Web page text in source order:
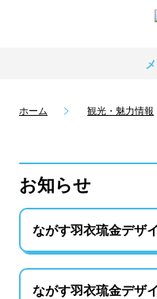
ホーム 観光・魅力情報
お知らせ
ながす羽衣琉金デザ
ながす羽衣琉金デザ